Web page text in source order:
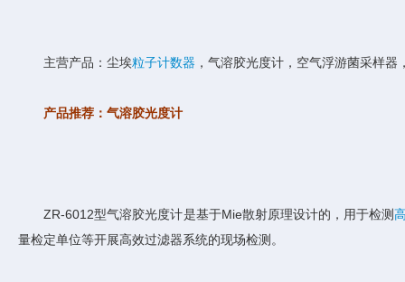
主营产品：尘埃粒子计数器 ，气溶胶光度计，空气浮游菌采样器
产品推荐：气溶胶光度计
ZR-6012型气溶胶光度计是基于Mie散射原理设计的，用于检测
量检定单位等开展高效过滤器系统的现场检测。